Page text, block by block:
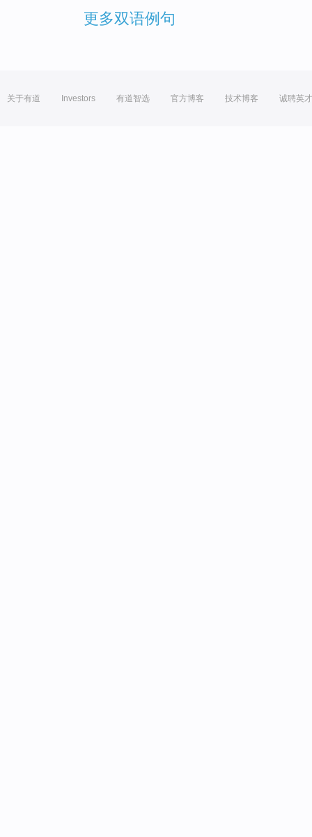
更多双语例句
关于有道 Investors 有道智选 官方博客 技术博客 诚聘英才